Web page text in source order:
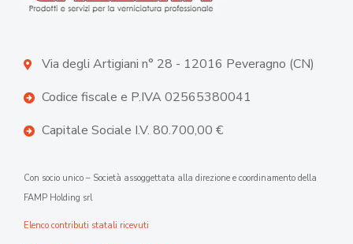
Via degli Artigiani n° 28 - 12016 Peveragno (CN)
Codice fiscale e P.IVA 02565380041
Capitale Sociale I.V. 80.700,00 €
Con socio unico – Società assoggettata alla direzione e coordinamento della
FAMP Holding srl
Elenco contributi statali ricevuti